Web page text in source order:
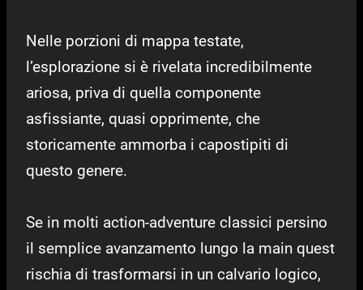
Nelle porzioni di mappa testate,
l’esplorazione si è rivelata incredibilmente
ariosa, priva di quella componente
asfissiante, quasi opprimente, che
storicamente ammorba i capostipiti di
questo genere.
Se in molti action-adventure classici persino
il semplice avanzamento lungo la main quest
rischia di trasformarsi in un calvario logico,